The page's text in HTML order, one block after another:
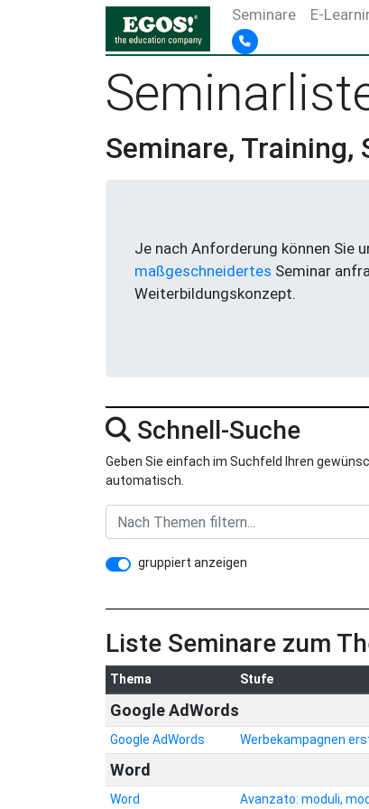
Seminare E-
Seminare, Training,
Je nach Anforderung können Sie
maßgeschneidertes Seminar
Weiterbildungskonzept.
Schnell-Suche
Geben Sie einfach im Suchfeld Ihren
automatisch.
gruppiert anzeigen
Liste Seminare zum
Thema Stufe
Google AdWords
Google AdWords Werbekampagnen
Word
Word Avanzato: moduli,